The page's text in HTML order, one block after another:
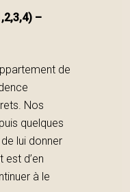
–
de
Nos
quelques
lui donner
est d’en
à le